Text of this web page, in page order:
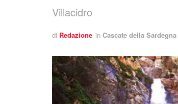
Villacidro
di Redazione in Cascate della Sardegna